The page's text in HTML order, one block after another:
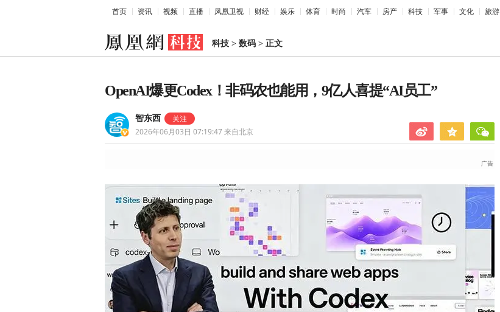
首页 资讯 视频 直播 凤凰卫视 财经 娱乐 体育 时尚 汽车 房产 科技 军事 文化 旅游
科技 > 数码 > 正文
OpenAI爆更Codex！非码农也能用，9亿人喜提“AI员工”
智东西
2026年06月03日 07:19:47来自北京